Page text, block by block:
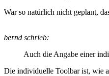
War so natürlich nicht geplant,
bernd schrieb:
Auch die Angabe einer
Die individuelle Toolbar ist, wie